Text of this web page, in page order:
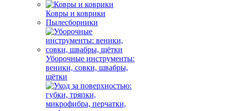
Ковры и коврики
Пылесборники
Уборочные инструменты:
веники, совки, швабры,
щётки